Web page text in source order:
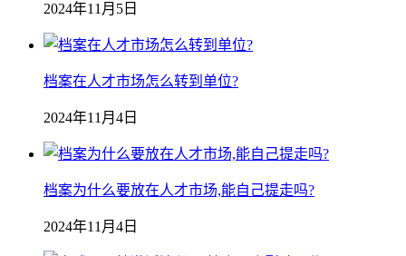
2024年11月5日
档案在人才市场怎么转到单位?
2024年11月4日
档案为什么要放在人才市场,能自己提走吗?
2024年11月4日